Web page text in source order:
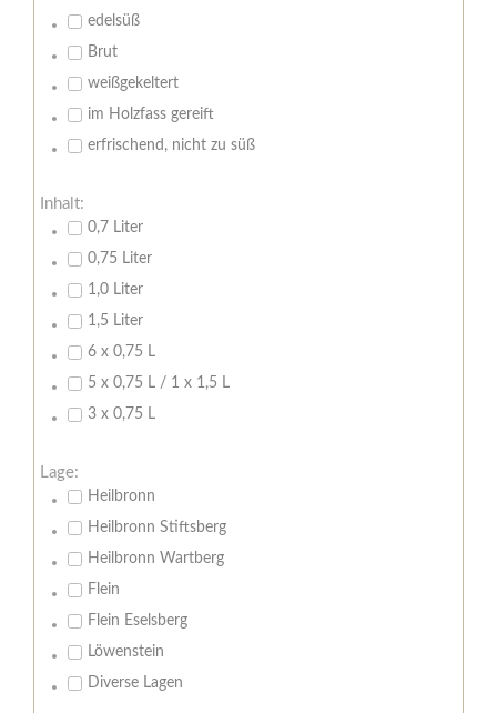
edelsüß
Brut
weißgekeltert
im Holzfass gereift
erfrischend, nicht zu süß
Inhalt:
0,7 Liter
0,75 Liter
1,0 Liter
1,5 Liter
6 x 0,75 L
5 x 0,75 L / 1 x 1,5 L
3 x 0,75 L
Lage:
Heilbronn
Heilbronn Stiftsberg
Heilbronn Wartberg
Flein
Flein Eselsberg
Löwenstein
Diverse Lagen